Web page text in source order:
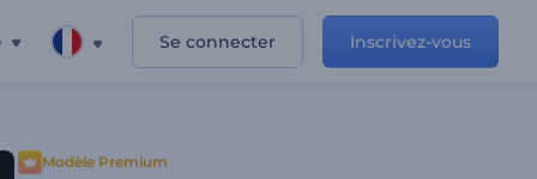
Se connecter Inscrivez-vous
Modèle Premium